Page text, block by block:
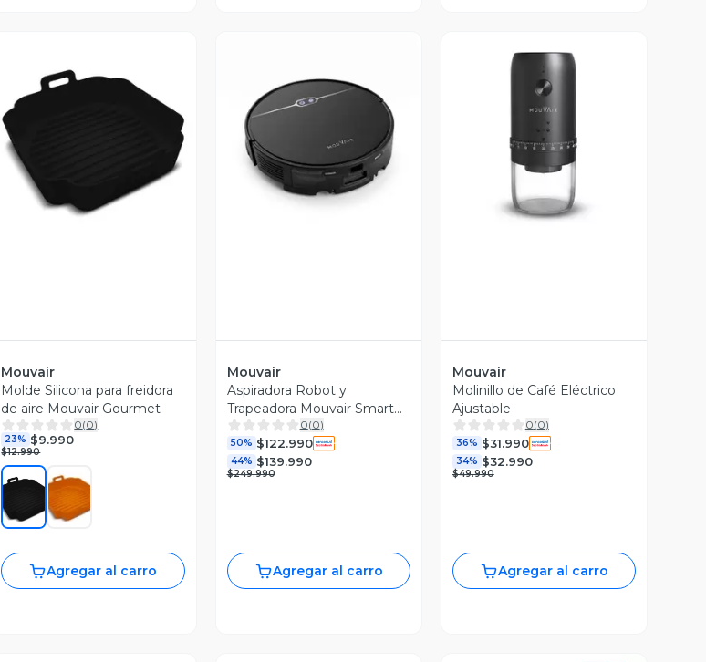
Mouvair
Molde Silicona para freidora
de aire Mouvair Gourmet
0(0)
23% $9.990
$12.990
Agregar al carro
Vista Previa
Mouvair
Aspiradora Robot y
Trapeadora Mouvair Smart
Clean
0(0)
50% $122.990
44% $139.990
$249.990
Agregar al carro
Vista Previa
Mouvair
Molinillo de Café Eléctrico
Ajustable
0(0)
36% $31.990
34% $32.990
$49.990
Agregar al carro